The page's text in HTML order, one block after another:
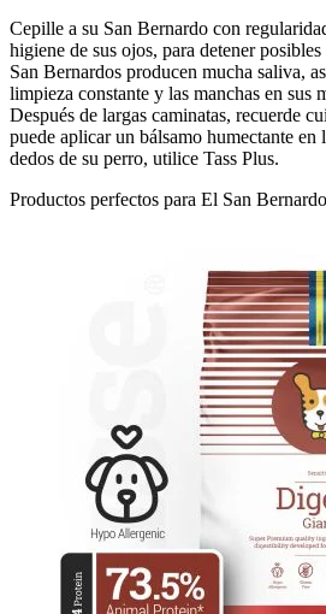
Cepille a su San Bernardo con
higiene de sus ojos, para detener
San Bernardos producen mucha saliva,
limpieza constante y las manchas en sus
Después de largas caminatas, recuerde
puede aplicar un bálsamo humectante en
dedos de su perro, utilice Tass Plus.
Productos perfectos para El San Bernardo